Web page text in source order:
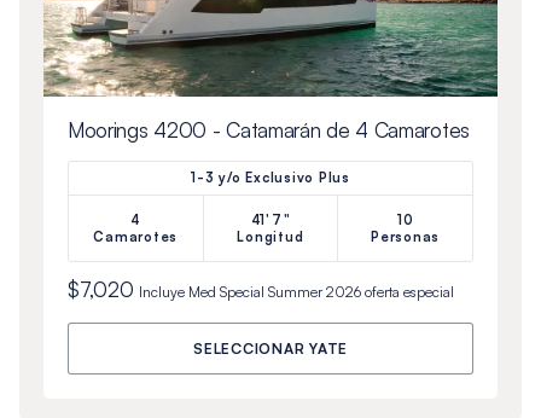
Moorings 4200 - Catamarán de 4 Camarotes
1-3 y/o Exclusivo Plus
4
Camarotes
41'7"
Longitud
10
Personas
$7,020 Incluye Med Special Summer 2026oferta especial
SELECCIONAR YATE